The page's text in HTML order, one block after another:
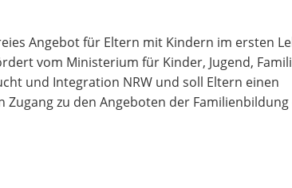
Angebot für Eltern mit Kindern im ersten
vom Ministerium für Kinder, Jugend,
und Integration NRW und soll Eltern einen
Zugang zu den Angeboten der